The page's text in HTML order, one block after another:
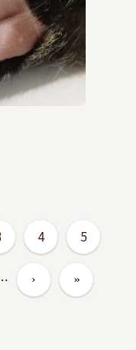
4 5